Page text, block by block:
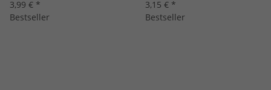
3,99 € *
3,15 € *
Bestseller
Bestseller